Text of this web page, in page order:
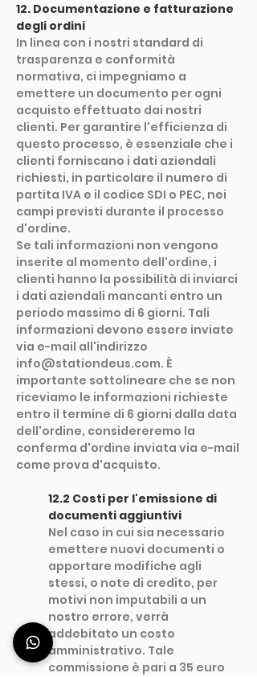
12. Documentazione e fatturazione
degli ordini
In linea con i nostri standard di
trasparenza e conformità
normativa, ci impegniamo a
emettere un documento per ogni
acquisto effettuato dai nostri
clienti. Per garantire l'efficienza di
questo processo, è essenziale che i
clienti forniscano i dati aziendali
richiesti, in particolare il numero di
partita IVA e il codice SDI o PEC, nei
campi previsti durante il processo
d'ordine.
Se tali informazioni non vengono
inserite al momento dell'ordine, i
clienti hanno la possibilità di inviarci
i dati aziendali mancanti entro un
periodo massimo di 6 giorni. Tali
informazioni devono essere inviate
via e-mail all'indirizzo
info@stationdeus.com. È
importante sottolineare che se non
riceviamo le informazioni richieste
entro il termine di 6 giorni dalla data
dell'ordine, considereremo la
conferma d'ordine inviata via e-mail
come prova d'acquisto.
12.2 Costi per l'emissione di
documenti aggiuntivi
Nel caso in cui sia necessario
emettere nuovi documenti o
apportare modifiche agli
stessi, o note di credito, per
motivi non imputabili a un
nostro errore, verrà
addebitato un costo
amministrativo. Tale
commissione è pari a 35 euro